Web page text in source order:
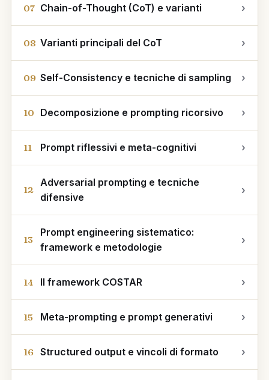
07 Chain-of-Thought (CoT) e varianti ›
08 Varianti principali del CoT ›
09 Self-Consistency e tecniche di sampling ›
10 Decomposizione e prompting ricorsivo ›
11 Prompt riflessivi e meta-cognitivi ›
12
Adversarial prompting e tecniche
difensive
›
13
Prompt engineering sistematico:
framework e metodologie
›
14 Il framework COSTAR ›
15 Meta-prompting e prompt generativi ›
16 Structured output e vincoli di formato ›